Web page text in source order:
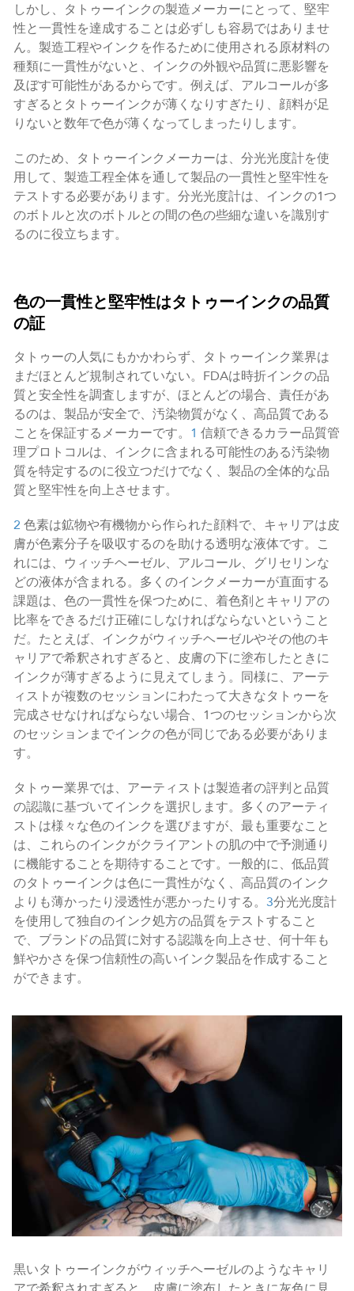
しかし、タトゥーインクの製造メーカーにとって、堅牢
性と一貫性を達成することは必ずしも容易ではありませ
ん。製造工程やインクを作るために使用される原材料の
種類に一貫性がないと、インクの外観や品質に悪影響を
及ぼす可能性があるからです。例えば、アルコールが多
すぎるとタトゥーインクが薄くなりすぎたり、顔料が足
りないと数年で色が薄くなってしまったりします。
このため、タトゥーインクメーカーは、分光光度計を使
用して、製造工程全体を通して製品の一貫性と堅牢性を
テストする必要があります。分光光度計は、インクの1つ
のボトルと次のボトルとの間の色の些細な違いを識別す
るのに役立ちます。
色の一貫性と堅牢性はタトゥーインクの品質
の証
タトゥーの人気にもかかわらず、タトゥーインク業界は
まだほとんど規制されていない。FDAは時折インクの品
質と安全性を調査しますが、ほとんどの場合、責任があ
るのは、製品が安全で、汚染物質がなく、高品質である
ことを保証するメーカーです。 1 信頼できるカラー品質管
理プロトコルは、インクに含まれる可能性のある汚染物
質を特定するのに役立つだけでなく、製品の全体的な品
質と堅牢性を向上させます。
2 色素は鉱物や有機物から作られた顔料で、キャリアは皮
膚が色素分子を吸収するのを助ける透明な液体です。こ
れには、ウィッチヘーゼル、アルコール、グリセリンな
どの液体が含まれる。多くのインクメーカーが直面する
課題は、色の一貫性を保つために、着色剤とキャリアの
比率をできるだけ正確にしなければならないということ
だ。たとえば、インクがウィッチヘーゼルやその他のキ
ャリアで希釈されすぎると、皮膚の下に塗布したときに
インクが薄すぎるように見えてしまう。同様に、アーテ
ィストが複数のセッションにわたって大きなタトゥーを
完成させなければならない場合、1つのセッションから次
のセッションまでインクの色が同じである必要がありま
す。
タトゥー業界では、アーティストは製造者の評判と品質
の認識に基づいてインクを選択します。多くのアーティ
ストは様々な色のインクを選びますが、最も重要なこと
は、これらのインクがクライアントの肌の中で予測通り
に機能することを期待することです。一般的に、低品質
のタトゥーインクは色に一貫性がなく、高品質のインク
よりも薄かったり浸透性が悪かったりする。 3分光光度計
を使用して独自のインク処方の品質をテストすること
で、ブランドの品質に対する認識を向上させ、何十年も
鮮やかさを保つ信頼性の高いインク製品を作成すること
ができます。
黒いタトゥーインクがウィッチヘーゼルのようなキャリ